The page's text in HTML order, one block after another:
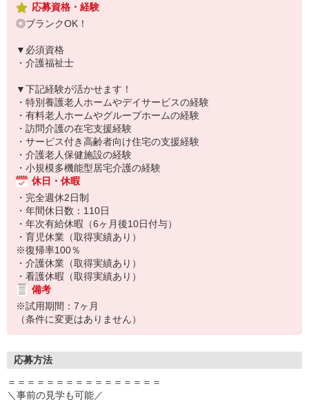
応募資格・経験
◎ブランクOK！
▼必須資格
・介護福祉士
▼下記経験が活かせます！
・特別養護老人ホームやデイサービスの経験
・有料老人ホームやグループホームの経験
・訪問介護の在宅支援経験
・サービス付き高齢者向け住宅の支援経験
・介護老人保健施設の経験
・小規模多機能型居宅介護の経験
休日・休暇
・完全週休2日制
・年間休日数：110日
・年次有給休暇（6ヶ月後10日付与）
・育児休業（取得実績あり）
※復帰率100％
・介護休業（取得実績あり）
・看護休暇（取得実績あり）
備考
※試用期間：7ヶ月
（条件に変更はありません）
応募方法
＝＝＝＝＝＝＝＝＝＝＝＝＝＝＝＝
＼事前の見学も可能／